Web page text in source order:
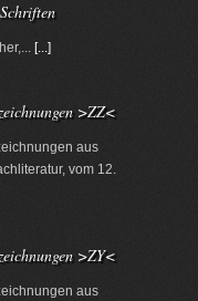
[...]
>ZZ<
aus
vom 12.
>ZY<
aus